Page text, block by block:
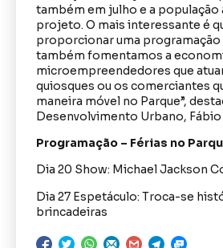
também em julho e a população
projeto. O mais interessante é
proporcionar uma programação
também fomentamos a
microempreendedores que
quiosques ou os comerciantes
maneira móvel no Parque”,
Desenvolvimento Urbano,
Programação – Férias no
Dia 20 Show: Michael Jackson
Dia 27 Espetáculo: Troca-se
brincadeiras